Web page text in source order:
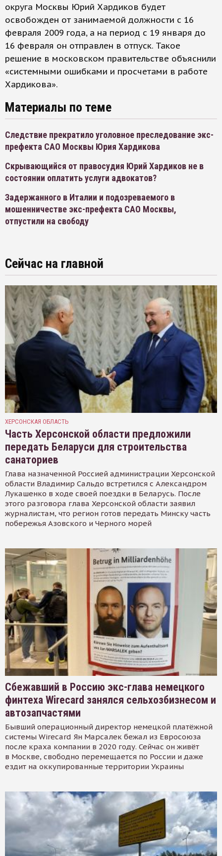
округа Москвы Юрий Хардиков будет
освобожден от занимаемой должности с 16
февраля 2009 года, а на период с 19 января до
16 февраля он отправлен в отпуск. Такое
решение в московском правительстве объяснили
«системными ошибками и просчетами в работе
Хардикова».
Материалы по теме
Следствие прекратило уголовное преследование экс-
префекта САО Москвы Юрия Хардикова
Скрывающийся от правосудия Юрий Хардиков не в
состоянии оплатить услуги адвокатов?
Задержанного в Италии и подозреваемого в
мошенничестве экс-префекта САО Москвы,
отпустили на свободу
Сейчас на главной
ХЕРСОНСКАЯ ОБЛАСТЬ
Часть Херсонской области предложили
передать Беларуси для строительства
санаториев
Глава назначенной Россией администрации Херсонской
области Владимир Сальдо встретился с Александром
Лукашенко в ходе своей поездки в Беларусь. После
этого разговора глава Херсонской области заявил
журналистам, что регион готов передать Минску часть
побережья Азовского и Черного морей
Сбежавший в Россию экс-глава немецкого
финтеха Wirecard занялся сельхозбизнесом и
автозапчастями
Бывший операционный директор немецкой платёжной
системы Wirecard Ян Марсалек бежал из Евросоюза
после краха компании в 2020 году. Сейчас он живёт
в Москве, свободно перемещается по России и даже
ездит на оккупированные территории Украины